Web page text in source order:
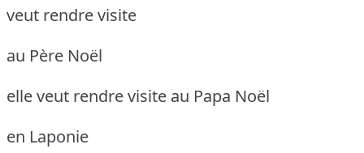
veut rendre visite
au Père Noël
elle veut rendre visite au Papa Noël
en Laponie